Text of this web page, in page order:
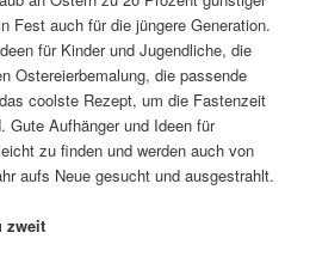
Fest auch für die jüngere Generation.
für Kinder und Jugendliche, die
Ostereierbemalung, die passende
coolste Rezept, um die Fastenzeit
Gute Aufhänger und Ideen für
zu finden und werden auch von
aufs Neue gesucht und ausgestrahlt.
zweit